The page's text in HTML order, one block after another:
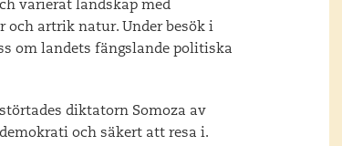
varierat landskap med
och artrik natur. Under besök i
om landets fängslande politiska
diktatorn Somoza av
och säkert att resa i.